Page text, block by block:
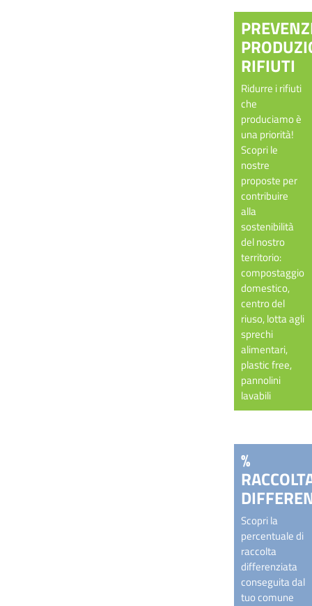
RIFIUTI
Ridurre i rifiuti
che
produciamo è
una priorità!
Scopri le
nostre
proposte per
contribuire
alla
sostenibilità
del nostro
territorio:
compostaggio
domestico,
centro del
riuso, lotta agli
sprechi
alimentari,
plastic free,
pannolini
lavabili
%
Scopri la
percentuale di
raccolta
differenziata
conseguita dal
tuo comune